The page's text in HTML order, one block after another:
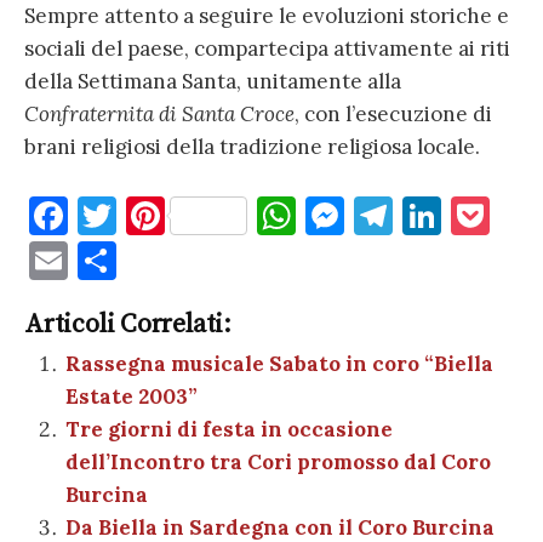
Sempre attento a seguire le evoluzioni storiche e
sociali del paese, compartecipa attivamente ai riti
della Settimana Santa, unitamente alla
Confraternita di Santa Croce, con l’esecuzione di
brani religiosi della tradizione religiosa locale.
F
a
c
e
b
o
o
k
T
te
r
Pi
es
t
W
A
p
M
g
er
T
a
Li
dI et
E
m
ai
l
n
di
vi
di
Articoli Correlati:
Rassegna musicale Sabato in coro “Biella
Estate 2003”
Tre giorni di festa in occasione
dell’Incontro tra Cori promosso dal Coro
Burcina
Da Biella in Sardegna con il Coro Burcina